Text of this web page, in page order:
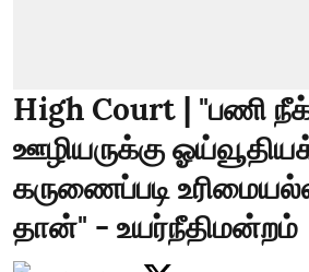
High Court | "பணி
ஊழியருக்கு
கருணைப்படி
தான்" - உயர்நீதிமன்றம்